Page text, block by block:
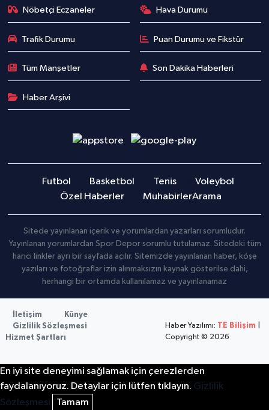
Nöbetçi Eczaneler Hava Durumu
Trafik Durumu Puan Durumu ve Fikstür
Tüm Manşetler Son Dakika Haberleri
Haber Arşivi
Futbol Basketbol Tenis
Voleybol
Özel Haberler
MuhabirlerArama
Sitede yayınlanan içerik ve yorumlardan yazarları sorumludur.
Yayınlanan yorumlardan Spor Depor sorumlu tutulamaz. Sitedeki tüm
harici linkler ayrı bir sayfada açılır. Sitemizde yayınlanan haber, köşe
yazıları ve fotoğraflar izin alınmaksızın kaynak gösterilse dahi,
herhangi bir ortamda kullanılamaz ve yayınlanamaz
İletişim
Künye
Gizlilik Sözleşmesi
Hizmet Şartları
Haber Yazılımı: TE Bilişim
Copyright © 2026
En iyi site deneyimi sağlamak için çerezlerden
faydalanıyoruz. Detaylar için lütfen tıklayın. Gizlilik
Sözleşmesi
Tamam